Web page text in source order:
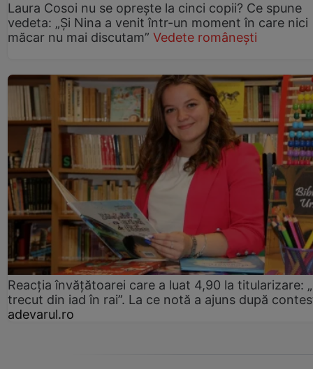
Laura Cosoi nu se oprește la cinci copii? Ce spune
vedeta: „Și Nina a venit într-un moment în care nici
măcar nu mai discutam” Vedete românești
Reacția învățătoarei care a luat 4,90 la titularizare:
trecut din iad în rai”. La ce notă a ajuns după
adevarul.ro